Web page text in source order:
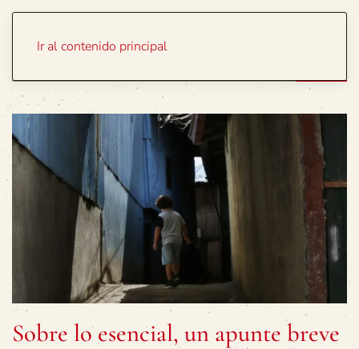
Ir al contenido principal
Sobre lo esencial, un apunte breve